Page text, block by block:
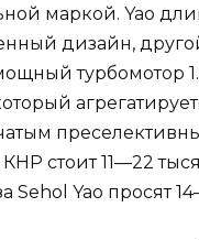
маркой. Yao
дизайн,
турбомотор
КНР стоит 11—22
Sehol Yao просят